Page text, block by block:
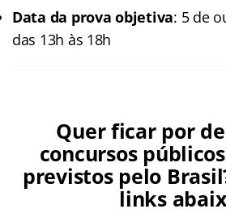
Data da prova objetiva: 5 de
das 13h às 18h
Quer ficar por
concursos
previstos pelo
links